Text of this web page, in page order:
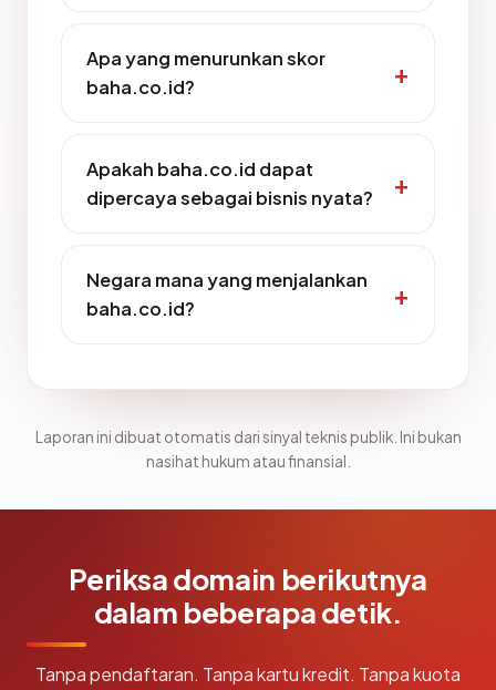
Apa yang menurunkan skor
baha.co.id?
Apakah baha.co.id dapat
dipercaya sebagai bisnis nyata?
Negara mana yang menjalankan
baha.co.id?
Laporan ini dibuat otomatis dari sinyal teknis publik. Ini bukan
nasihat hukum atau finansial.
Periksa domain berikutnya
dalam beberapa detik.
Tanpa pendaftaran. Tanpa kartu kredit. Tanpa kuota